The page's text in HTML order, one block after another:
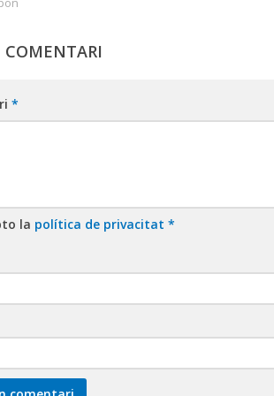
COMENTARI
*
la política de privacitat *